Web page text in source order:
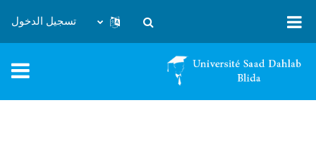
تبديل إدخال البحث
تسجيل الدخول